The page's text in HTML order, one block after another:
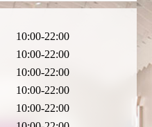
10:00-22:00
10:00-22:00
10:00-22:00
10:00-22:00
10:00-22:00